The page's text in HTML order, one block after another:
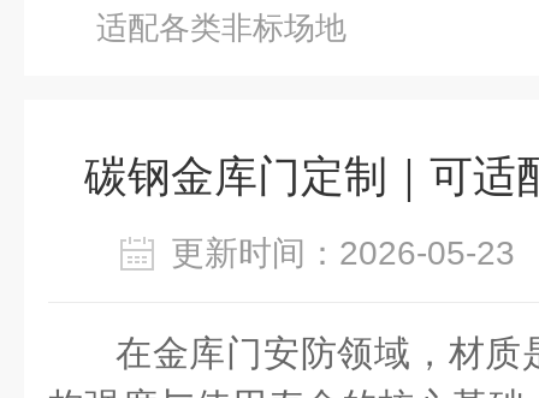
适配各类非标场地
碳钢金库门定制｜可适
更新时间：2026-05-
在金库门安防领域，材质